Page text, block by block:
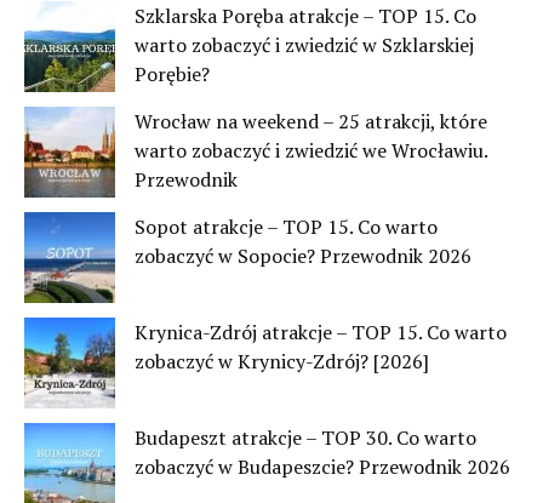
Szklarska Poręba atrakcje – TOP 15. Co
warto zobaczyć i zwiedzić w Szklarskiej
Porębie?
Wrocław na weekend – 25 atrakcji, które
warto zobaczyć i zwiedzić we Wrocławiu.
Przewodnik
Sopot atrakcje – TOP 15. Co warto
zobaczyć w Sopocie? Przewodnik 2026
Krynica-Zdrój atrakcje – TOP 15. Co warto
zobaczyć w Krynicy-Zdrój? [2026]
Budapeszt atrakcje – TOP 30. Co warto
zobaczyć w Budapeszcie? Przewodnik 2026